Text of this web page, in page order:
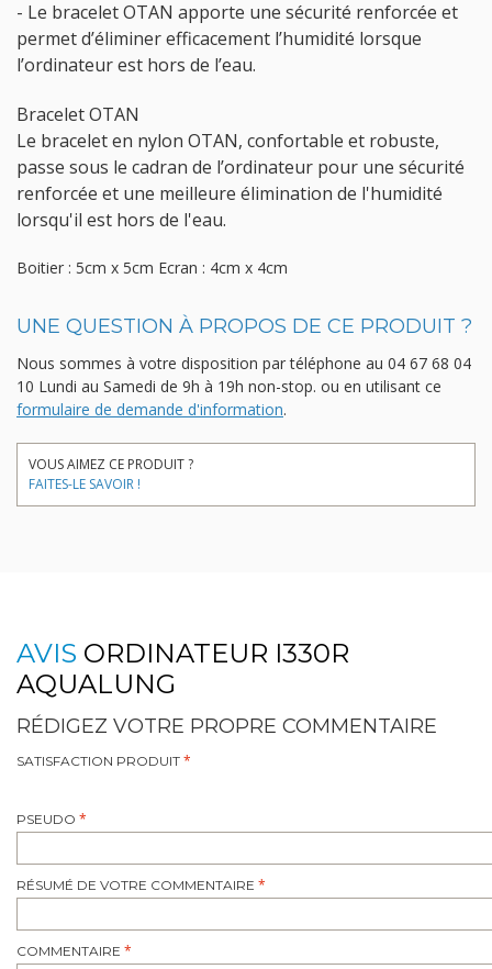
- Le bracelet OTAN apporte une sécurité renforcée et
permet d’éliminer efficacement l’humidité lorsque
l’ordinateur est hors de l’eau.
Bracelet OTAN
Le bracelet en nylon OTAN, confortable et robuste,
passe sous le cadran de l’ordinateur pour une sécurité
renforcée et une meilleure élimination de l'humidité
lorsqu'il est hors de l'eau.
Boitier : 5cm x 5cm Ecran : 4cm x 4cm
UNE QUESTION À PROPOS DE CE PRODUIT ?
Nous sommes à votre disposition par téléphone au 04 67 68 04
10 Lundi au Samedi de 9h à 19h non-stop. ou en utilisant ce
formulaire de demande d'information.
VOUS AIMEZ CE PRODUIT ?
FAITES-LE SAVOIR !
AVIS ORDINATEUR I330R
AQUALUNG
RÉDIGEZ VOTRE PROPRE COMMENTAIRE
SATISFACTION PRODUIT
PSEUDO
RÉSUMÉ DE VOTRE COMMENTAIRE
COMMENTAIRE